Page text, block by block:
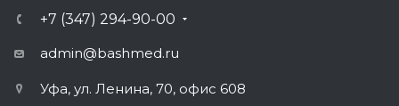
+7 (347) 294-90-00
admin@bashmed.ru
Уфа, ул. Ленина, 70, офис 608